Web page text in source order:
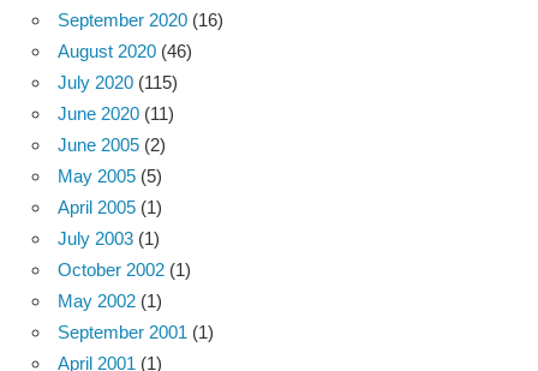
September 2020 (16)
August 2020 (46)
July 2020 (115)
June 2020 (11)
June 2005 (2)
May 2005 (5)
April 2005 (1)
July 2003 (1)
October 2002 (1)
May 2002 (1)
September 2001 (1)
April 2001 (1)